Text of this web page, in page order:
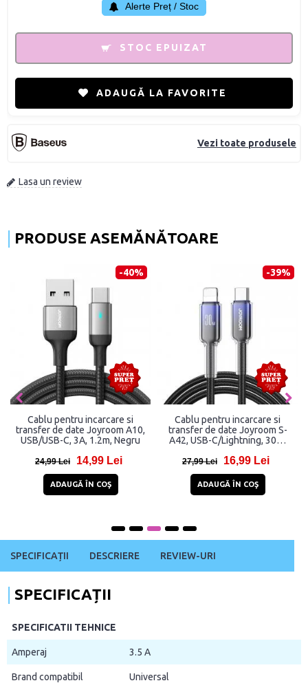
Vezi toate produsele
Lasa un review
Alerte Preț / Stoc
STOC EPUIZAT
ADAUGĂ LA FAVORITE
PRODUSE ASEMĂNĂTOARE
-40%
Cablu pentru incarcare si
transfer de date Joyroom A10,
USB/USB-C, 3A, 1.2m, Negru
24,99 Lei 14,99 Lei
ADAUGĂ ÎN COŞ
-39%
Cablu pentru incarcare si
transfer de date Joyroom S-
A42, USB-C/Lightning, 30W,
27,99 Lei 16,99 Lei
ADAUGĂ ÎN COŞ
SPECIFICAȚII DESCRIERE REVIEW-URI
SPECIFICAȚII
SPECIFICATII TEHNICE
Amperaj 3.5 A
Brand compatibil Universal